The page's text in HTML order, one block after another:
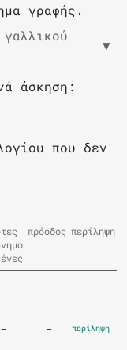
γραφής.
▼
άσκηση:
που δεν
πρόοδος περίληψη
- - περίληψη